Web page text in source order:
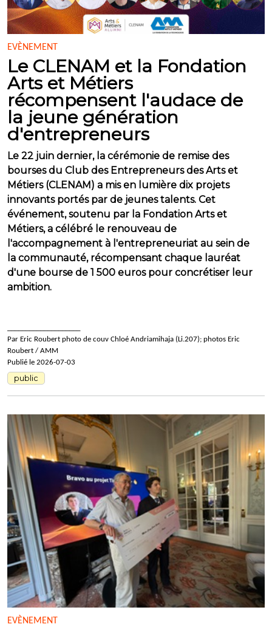
EVÈNEMENT
Le CLENAM et la Fondation
Arts et Métiers
récompensent l'audace de
la jeune génération
d'entrepreneurs
Le 22 juin dernier, la cérémonie de remise des
bourses du Club des Entrepreneurs des Arts et
Métiers (CLENAM) a mis en lumière dix projets
innovants portés par de jeunes talents. Cet
événement, soutenu par la Fondation Arts et
Métiers, a célébré le renouveau de
l'accompagnement à l'entrepreneuriat au sein de
la communauté, récompensant chaque lauréat
d'une bourse de 1 500 euros pour concrétiser leur
ambition.
Par Eric Roubert photo de couv Chloé Andriamihaja (Li.207); photos Eric
Roubert / AMM
Publié le 2026-07-03
public
EVÈNEMENT